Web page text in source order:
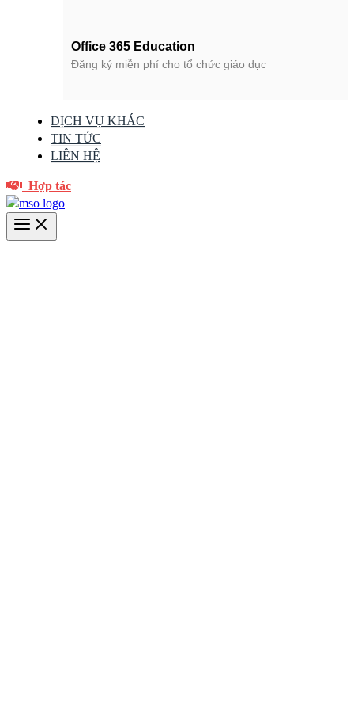
Office 365 Education
Đăng ký miễn phí cho tổ chức giáo dục
DỊCH VỤ KHÁC
TIN TỨC
LIÊN HỆ
Hợp tác